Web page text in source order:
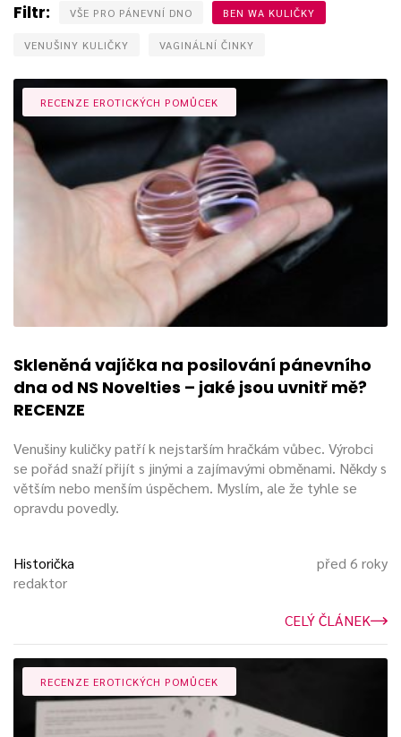
Filtr: VŠE PRO PÁNEVNÍ DNO BEN WA KULIČKY
VENUŠINY KULIČKY VAGINÁLNÍ ČINKY
RECENZE EROTICKÝCH POMŮCEK
Skleněná vajíčka na posilování pánevního
dna od NS Novelties – jaké jsou uvnitř mě?
RECENZE
Venušiny kuličky patří k nejstarším hračkám vůbec. Výrobci
se pořád snaží přijít s jinými a zajímavými obměnami. Někdy s
větším nebo menším úspěchem. Myslím, ale že tyhle se
opravdu povedly.
Historička
redaktor
před 6 roky
CELÝ ČLÁNEK
RECENZE EROTICKÝCH POMŮCEK